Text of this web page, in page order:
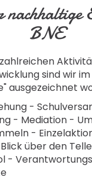
BNE
sind wir
ausgezeichnet
-
- Mediation -
-
über den
-